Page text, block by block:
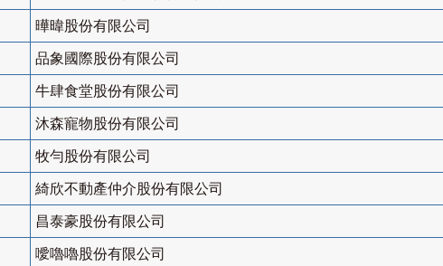
曄暐股份有限公司
品象國際股份有限公司
牛肆食堂股份有限公司
沐森寵物股份有限公司
牧勻股份有限公司
綺欣不動產仲介股份有限公司
昌泰豪股份有限公司
噯嚕嚕股份有限公司